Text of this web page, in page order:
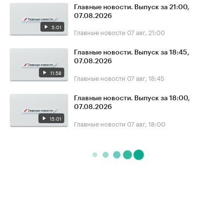
5:01
Главные новости. Выпуск за 21:00,
07.08.2026
Главные новости 07 авг, 21:00
11:58
Главные новости. Выпуск за 18:45,
07.08.2026
Главные новости 07 авг, 18:45
15:01
Главные новости. Выпуск за 18:00,
07.08.2026
Главные новости 07 авг, 18:00